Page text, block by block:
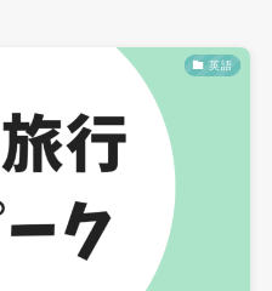
英語